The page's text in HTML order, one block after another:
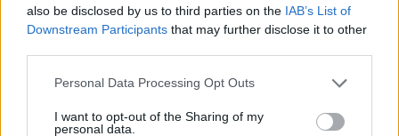
also be disclosed by us to third parties on the IAB’s List of
Downstream Participants that may further disclose it to other
Please note that this website/app uses one or more Google
not limited to your visit or usage behaviour. You may click to
Personal Data Processing Opt Outs
I want to opt-out of the Sharing of my
personal data.